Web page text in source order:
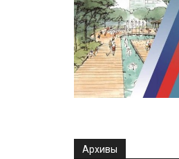
Архивы